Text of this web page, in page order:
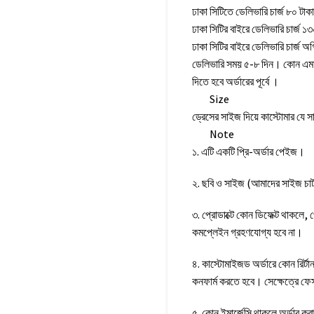
ঢাকা সিটিতে ডেলিভারি চার্জ ৮০
ঢাকা সিটির বাইরে ডেলিভারি চার্জ
ঢাকা সিটির বাইরে ডেলিভারি
ডেলিভারি সময় ৫-৮ দিন। কোন
দিতে হবে অর্ডারের পূর্বে ।
Size
ড্রেসের সাইজ দিয়ে কাস্টোমার
Note
১. এটি একটি প্রি-অর্ডার পেইজ।
২. ছবি ও সাইজ (আমাদের সাইজ
৩. প্রোডাক্টে কোন ডিফেক্ট থাকলে,
কমপ্লেইন গ্রহণযোগ্য হবে না।
৪. কাস্টোমাইজড অর্ডারে কোন
কনফার্ম করতে হবে। সেক্ষেত্রে